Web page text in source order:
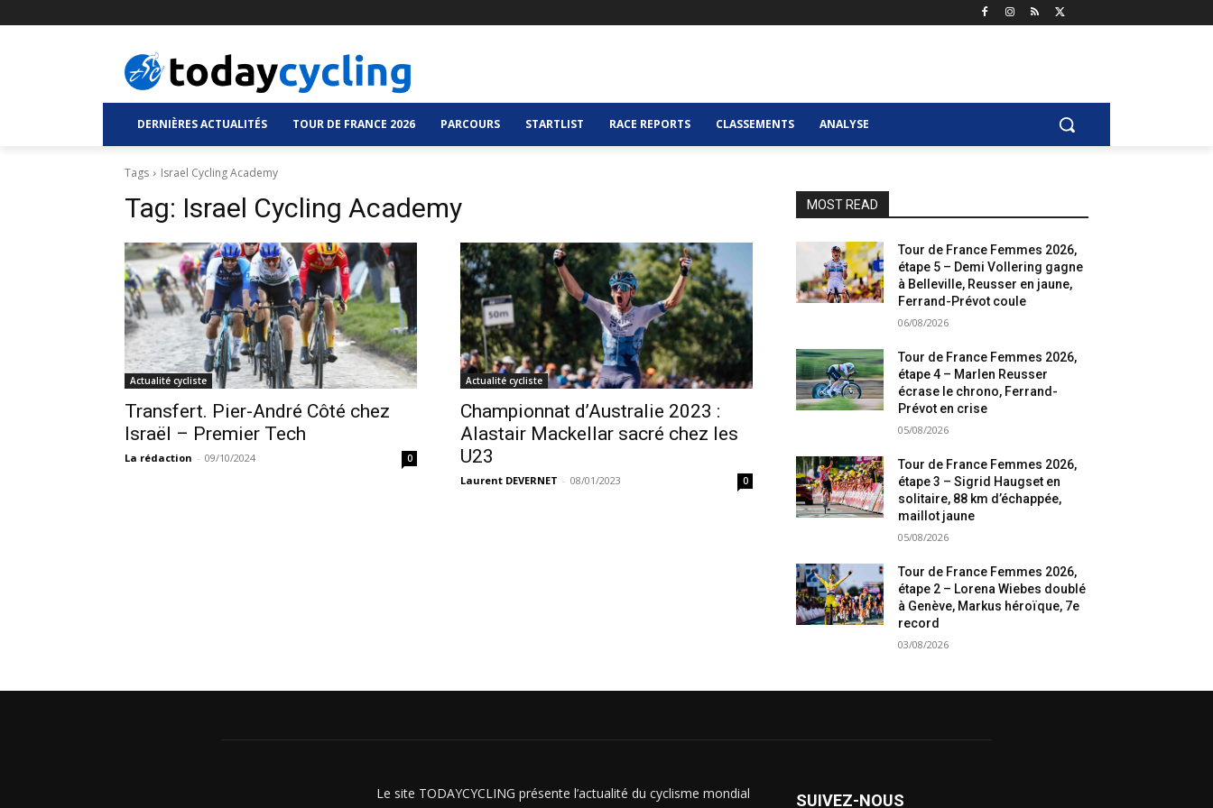
DERNIÈRES ACTUALITÉS TOUR DE FRANCE 2026 PARCOURS STARTLIST RACE REPORTS CLASSEMENTS ANALYSE
Tags Israel Cycling Academy
Tag: Israel Cycling Academy
Actualité cycliste
Transfert. Pier-André Côté chez
Israël – Premier Tech
La rédaction - 09/10/2024 0
Actualité cycliste
Championnat d’Australie 2023 :
Alastair Mackellar sacré chez les
U23
Laurent DEVERNET - 08/01/2023 0
MOST READ
Tour de France Femmes 2026,
étape 5 – Demi Vollering gagne
à Belleville, Reusser en jaune,
Ferrand-Prévot coule
06/08/2026
Tour de France Femmes 2026,
étape 4 – Marlen Reusser
écrase le chrono, Ferrand-
Prévot en crise
05/08/2026
Tour de France Femmes 2026,
étape 3 – Sigrid Haugset en
solitaire, 88 km d’échappée,
maillot jaune
05/08/2026
Tour de France Femmes 2026,
étape 2 – Lorena Wiebes doublé
à Genève, Markus héroïque, 7e
record
03/08/2026
Le site TODAYCYCLING présente l’actualité du cyclisme mondial
SUIVEZ-NOUS